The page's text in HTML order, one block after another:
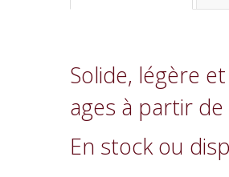
Solide, légère
ages à partir de
En stock ou